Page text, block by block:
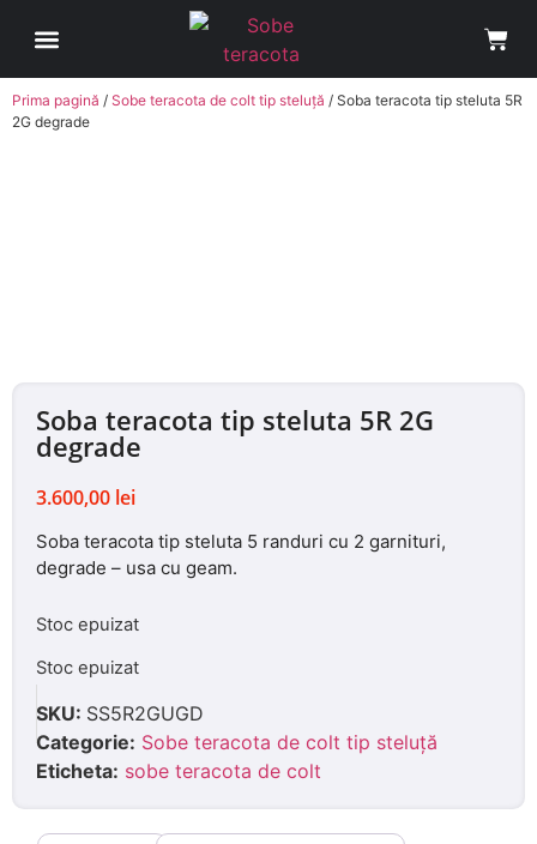
Prima pagină / Sobe teracota de colt tip steluță / Soba teracota tip steluta 5R
2G degrade
Soba teracota tip steluta 5R 2G
degrade
3.600,00 lei
Soba teracota tip steluta 5 randuri cu 2 garnituri,
degrade – usa cu geam.
Stoc epuizat
Stoc epuizat
SKU: SS5R2GUGD
Categorie: Sobe teracota de colt tip steluță
Eticheta: sobe teracota de colt